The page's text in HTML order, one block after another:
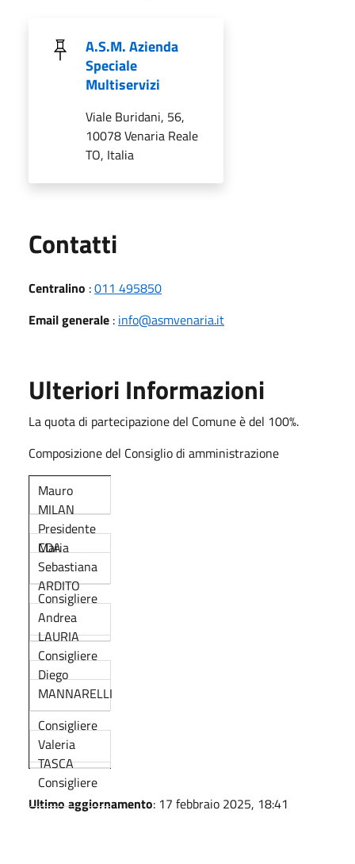
A.S.M. Azienda
Speciale
Multiservizi
Viale Buridani, 56,
10078 Venaria Reale
TO, Italia
Contatti
Centralino :011 495850
Email generale : info@asmvenaria.it
Ulteriori Informazioni
La quota di partecipazione del Comune è del 100%.
Composizione del Consiglio di amministrazione
Mauro
MILAN
Presidente
CDA
Maria
Sebastiana
ARDITO
Consigliere
Andrea
LAURIA
Consigliere
Diego
MANNARELLI
Consigliere
Valeria
TASCA
Consigliere
Ultimo aggiornamento: 17 febbraio 2025, 18:41